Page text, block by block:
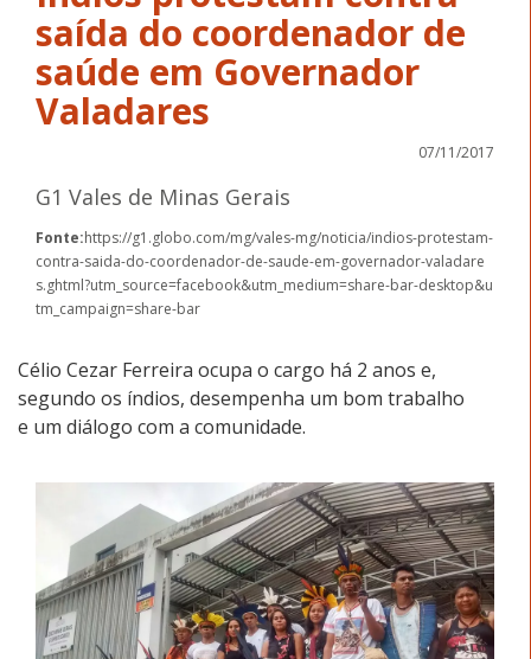
saída do coordenador de
saúde em Governador
Valadares
07/11/2017
G1 Vales de Minas Gerais
Fonte:https://g1.globo.com/mg/vales-mg/noticia/indios-protestam-
contra-saida-do-coordenador-de-saude-em-governador-valadare
s.ghtml?utm_source=facebook&utm_medium=share-bar-desktop&u
tm_campaign=share-bar
Célio Cezar Ferreira ocupa o cargo há 2 anos e,
segundo os índios, desempenha um bom trabalho
e um diálogo com a comunidade.